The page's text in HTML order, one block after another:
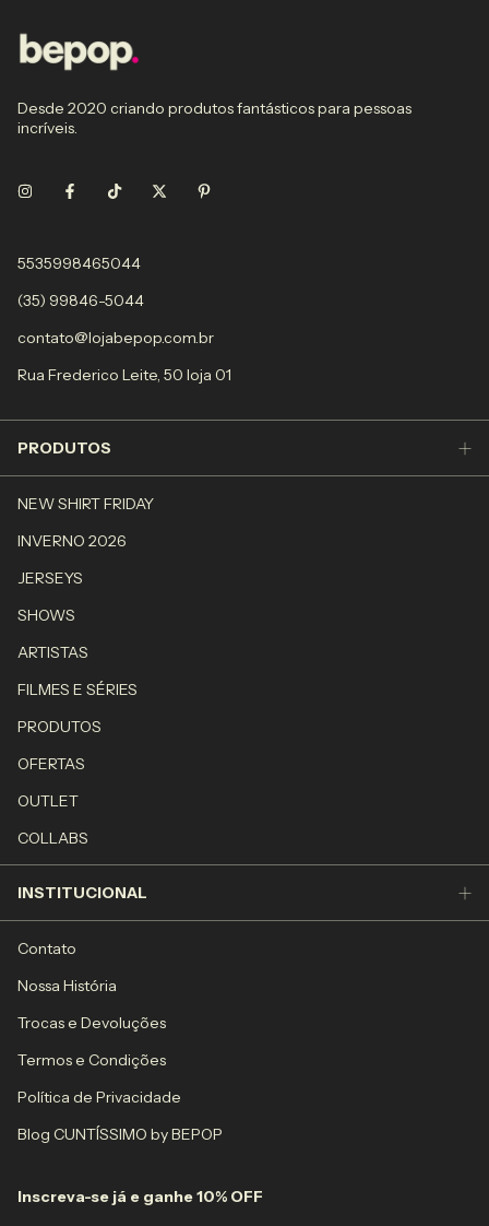
Desde 2020 criando produtos fantásticos para pessoas
incríveis.
5535998465044
(35) 99846-5044
contato@lojabepop.com.br
Rua Frederico Leite, 50 loja 01
PRODUTOS
NEW SHIRT FRIDAY
INVERNO 2026
JERSEYS
SHOWS
ARTISTAS
FILMES E SÉRIES
PRODUTOS
OFERTAS
OUTLET
COLLABS
INSTITUCIONAL
Contato
Nossa História
Trocas e Devoluções
Termos e Condições
Política de Privacidade
Blog CUNTÍSSIMO by BEPOP
Inscreva-se já e ganhe 10% OFF